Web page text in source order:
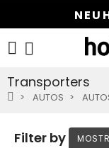
Transporters
AUTOS
Filter by